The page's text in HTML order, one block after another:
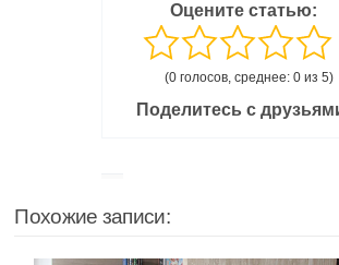
Оцените статью:
(0 голосов, среднее: 0 из 5)
Поделитесь с
Похожие записи: